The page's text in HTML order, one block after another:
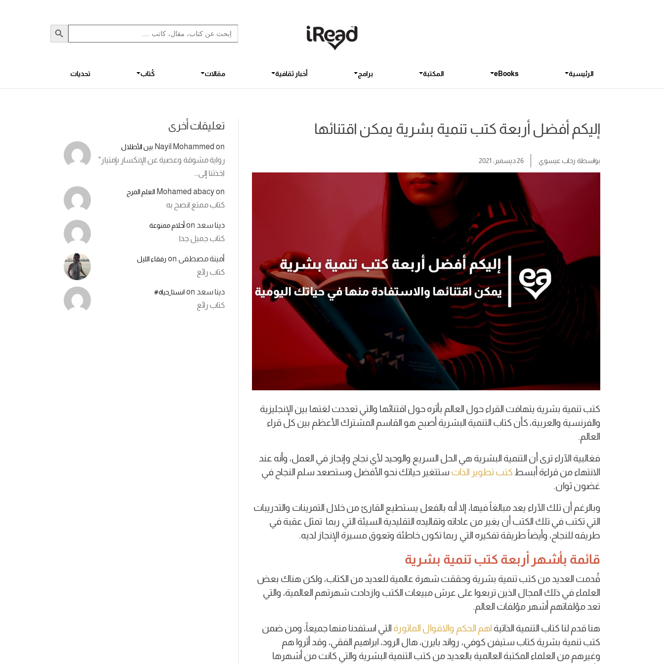
Search
for:
Search Button
الرئيسية eBooks المكتبة برامج أخبار ثقافية مقالات كُتاب تحديات
إليكم أفضل أربعة كتب تنمية بشرية يمكن اقتنائها
بواسطة رحاب عيسوي 26 ديسمبر، 2021
كتب تنمية بشرية يتهافت القراء حول العالم بأثره حول اقتنائها والتي تعددت لغتها بين الإنجليزية
والفرنسية والعربية، كأن كتاب التنمية البشرية أصبح هو القاسم المشترك الأعظم بين كل قراء
العالم.
فغالبية الآراء ترى أن التنمية البشرية هي الحل السريع والوحيد لأي نجاح وإنجاز في العمل، وأنه عند
الانتهاء من قراءة أبسط كتب تطوير الذات ستتغير حياتك نحو الأفضل وستصعد سلم النجاح في
غضون ثوان.
وبالرغم أن تلك الآراء يعد مبالغاً فيها، إلا أنه بالفعل يستطيع القارئ من خلال التمرينات والتدريبات
التي تكتب في تلك الكتب أن يغير من عاداته وتقاليده التقليدية السيئة التي ربما تمثل عقبة في
طريقه للنجاح، وأيضاً طريقة تفكيره التي ربما تكون خاطئة وتعوق مسيرة الإنجاز لديه.
قائمة بأشهر أربعة كتب تنمية بشرية
قُدمت العديد من كتب تنمية بشرية وحققت شهرة عالمية للعديد من الكتاب، ولكن هناك بعض
العلماء في ذلك المجال الذين تربعوا على عرش مبيعات الكتب وازدادت شهرتهم العالمية، والتي
تعد مؤلفاتهم أشهر مؤلفات العالم.
هنا قدم لنا كتاب التنمية الذاتية اهم الحكم والاقوال الماثورة التي استفدنا منها جميعاً، ومن ضمن
كتب تنمية بشرية كتاب ستيفن كوفي، رواند بايرن، هال الرود، ابراهيم الفقي، وقد أثروا هم
وغيرهم من العلماء المكتبة العالمية بالعديد من كتب التنمية البشرية والتي كانت من أشهرها
تعليقات أخرى
Nayil Mohammed on بين الأطلال
رواية مشوقة وعصية عن الإنكسار بإمتياز"
اخذتنا إلى…
Mohamed abacyon العلم المرح
كتاب ممتع انصح به
دينا سعد onأحلام ممنوعة
كتاب جميل جدا
أمينة مصطفى on رفقاء الليل
كتاب رائع
دينا سعد onانستا_حياة#
كتاب رائع